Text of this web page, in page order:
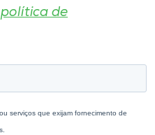
política de